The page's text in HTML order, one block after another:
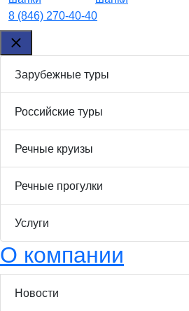
8 (846) 270-40-40
Зарубежные туры
Российские туры
Речные круизы
Речные прогулки
Услуги
О компании
Новости